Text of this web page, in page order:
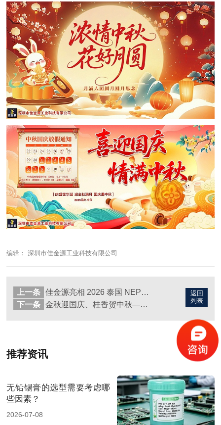
编辑： 深圳市佳金源工业科技有限公司
返回
列表
上一条
佳金源亮相 2026 泰国 NEPCON 电子展，全品类焊料重磅展出，高性能锡膏方案成展会焦点
下一条
金秋迎国庆、桂香贺中秋—佳金源与您共庆双节
推荐资讯
无铅锡膏的选型需要考虑哪
些因素？
2026-07-08